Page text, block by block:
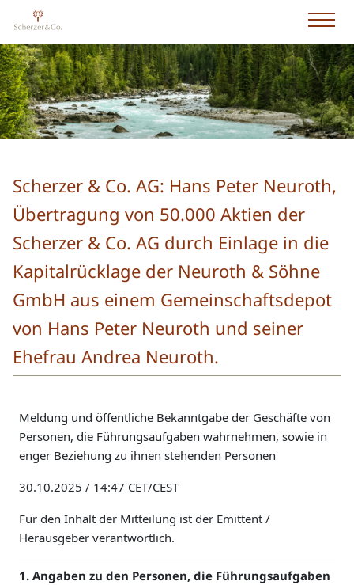
Scherzer & Co. AG: Hans Peter Neuroth,
Übertragung von 50.000 Aktien der
Scherzer & Co. AG durch Einlage in die
Kapitalrücklage der Neuroth & Söhne
GmbH aus einem Gemeinschaftsdepot
von Hans Peter Neuroth und seiner
Ehefrau Andrea Neuroth.
Meldung und öffentliche Bekanntgabe der Geschäfte von
Personen, die Führungsaufgaben wahrnehmen, sowie in
enger Beziehung zu ihnen stehenden Personen
30.10.2025 / 14:47 CET/CEST
Für den Inhalt der Mitteilung ist der Emittent /
Herausgeber verantwortlich.
1. Angaben zu den Personen, die Führungsaufgaben